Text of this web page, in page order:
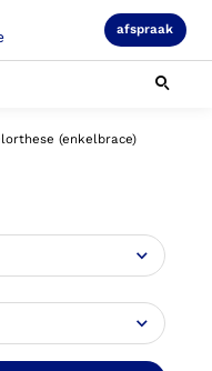
afspraak
(enkelbrace)